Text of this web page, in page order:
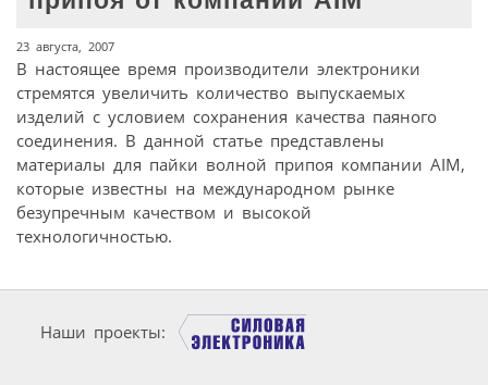
23 августа, 2007
В настоящее время производители электроники
стремятся увеличить количество выпускаемых
изделий с условием сохранения качества паяного
соединения. В данной статье представлены
материалы для пайки волной припоя компании AIM,
которые известны на международном рынке
безупречным качеством и высокой
технологичностью.
Наши проекты: